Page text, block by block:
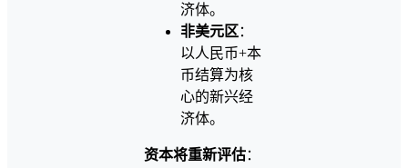
济体。
非美元区 ：
以人民币+本
币结算为核
心的新兴经
济体。
资本将重新评估：